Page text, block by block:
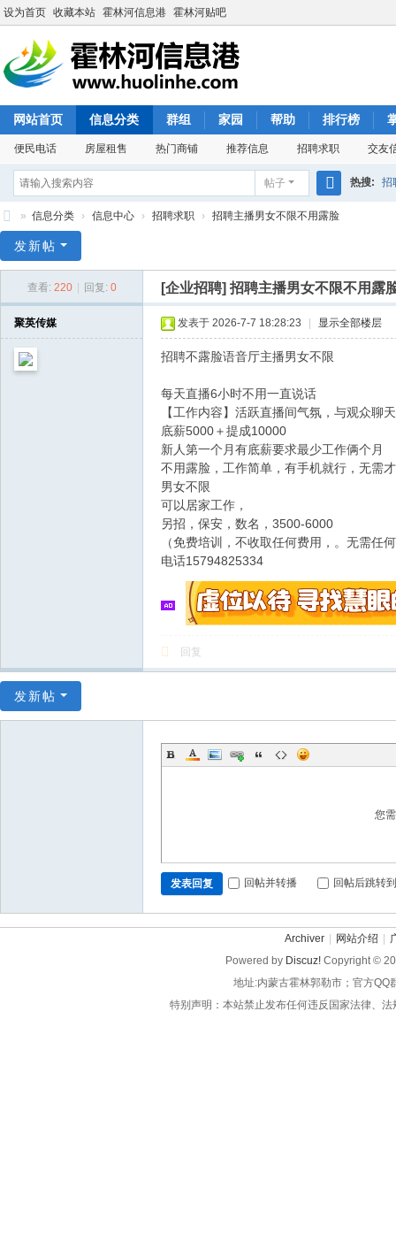
设为首页 收藏本站 霍林河信息港 霍林河贴吧
网站首页 信息分类 群组 家园 帮助 排行榜
便民电话 房屋租售 热门商铺 推荐信息 招聘求职 交友
帖子
搜
热搜: 招
林
» 信息分类 › 信息中心 › 招聘求职 › 招聘主播男女不限不用露脸
发新帖
查看: 220 回复: 0 [企业招聘] 招聘主播男女不限不用露
聚英传媒 发表于 2026-7-7 18:28:23 显示全部楼层
招聘不露脸语音厅主播男女不限
每天直播6小时不用一直说话
【工作内容】活跃直播间气氛，与观众聊
底薪5000＋提成10000
新人第一个月有底薪要求最少工作俩个月
不用露脸，工作简单，有手机就行，无需
男女不限
可以居家工作，
另招，保安，数名，3500-6000
（免费培训，不收取任何费用，。无需任
电话15794825334
回复
发新帖
您
发表回复 回帖并转播 回帖后跳转
Archiver 网站介绍
Powered by Discuz! Copyright ©
地址:内蒙古霍林郭勒市；官方QQ
特别声明：本站禁止发布任何违反国家法律、